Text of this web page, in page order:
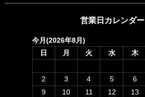
営業日カレンダー
今月(2026年8月)
日
月 火 水 木
2
3 4 5 6
9
10 11 12 13